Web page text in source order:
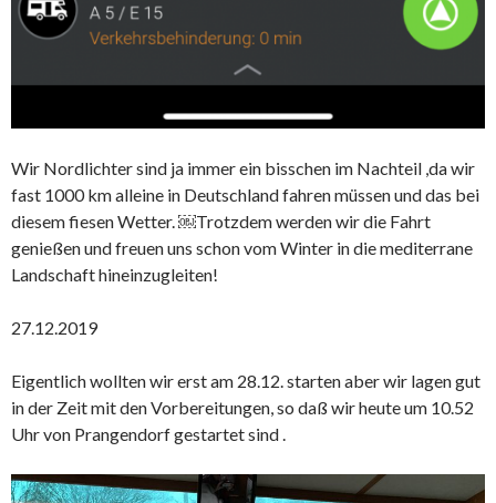
Wir Nordlichter sind ja immer ein bisschen im Nachteil ,da wir
fast 1000 km alleine in Deutschland fahren müssen und das bei
diesem fiesen Wetter. ￼Trotzdem werden wir die Fahrt
genießen und freuen uns schon vom Winter in die mediterrane
Landschaft hineinzugleiten!
27.12.2019
Eigentlich wollten wir erst am 28.12. starten aber wir lagen gut
in der Zeit mit den Vorbereitungen, so daß wir heute um 10.52
Uhr von Prangendorf gestartet sind .